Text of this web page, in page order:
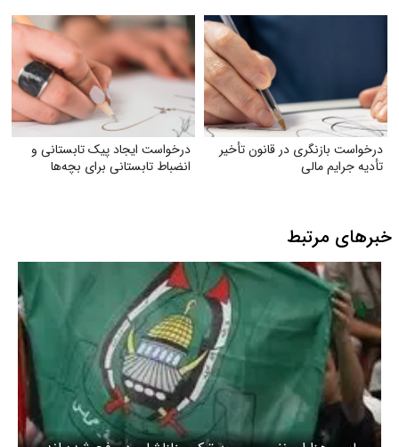
درخواست بازنگری در قانون تأخیر
تأدیه جرایم مالی
درخواست ایجاد پیک تابستانی و
انضباط تابستانی برای بچه‌ها
خبرهای مرتبط